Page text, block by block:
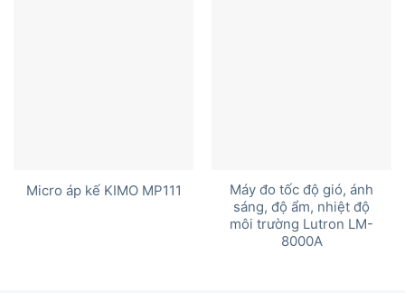
Micro áp kế KIMO MP111
Máy đo tốc độ gió, ánh
sáng, độ ẩm, nhiệt độ
môi trường Lutron LM-
8000A